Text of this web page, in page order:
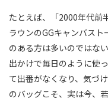
たとえば、「2000年代前
ラウンのGGキャンバス
のある方は多いのではな
出かけで毎日のように使
て出番がなくなり、気づ
のバッグこそ、実は今、